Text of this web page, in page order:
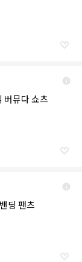
버뮤다 쇼츠
딩 팬츠